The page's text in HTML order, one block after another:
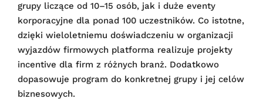
grupy liczące od 10–15 osób, jak i duże eventy
korporacyjne dla ponad 100 uczestników. Co istotne,
dzięki wieloletniemu doświadczeniu w organizacji
wyjazdów firmowych platforma realizuje projekty
incentive dla firm z różnych branż. Dodatkowo
dopasowuje program do konkretnej grupy i jej celów
biznesowych.